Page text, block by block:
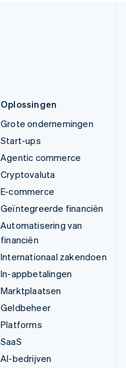
Oplossingen
Grote ondernemingen
Start-ups
Agentic commerce
Cryptovaluta
E-commerce
Geïntegreerde financiën
Automatisering van
financiën
Internationaal zakendoen
In-appbetalingen
Marktplaatsen
Geldbeheer
Platforms
SaaS
AI-bedrijven